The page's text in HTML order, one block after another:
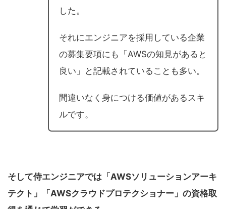
した。
それにエンジニアを採用している企業
の募集要項にも「AWSの知見があると
良い」と記載されていることも多い。
間違いなく身につける価値があるスキ
ルです。
そして侍エンジニアでは「AWSソリューションアーキ
テクト」「AWSクラウドプロテクショナー」の資格取